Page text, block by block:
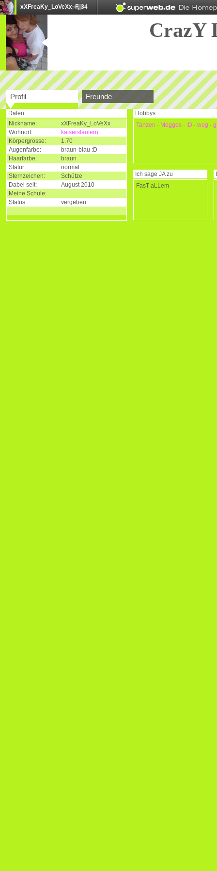
xXFreaKy_LoVeXx, F, 34
CrazY
Profil Freunde
Daten
Nickname:
xXFreaKy_LoVeXx
Wohnort:
kaiserslautern
Körpergrösse:
1.70
Augenfarbe:
braun-blau :D
Haarfarbe:
braun
Statur:
normal
Sternzeichen:
Schütze
Dabei seit:
August 2010
Meine Schule:
Status:
vergeben
Hobbys
Tanzen · Megges · :D · weg ·
Ich sage JAzu
FasT aLLem